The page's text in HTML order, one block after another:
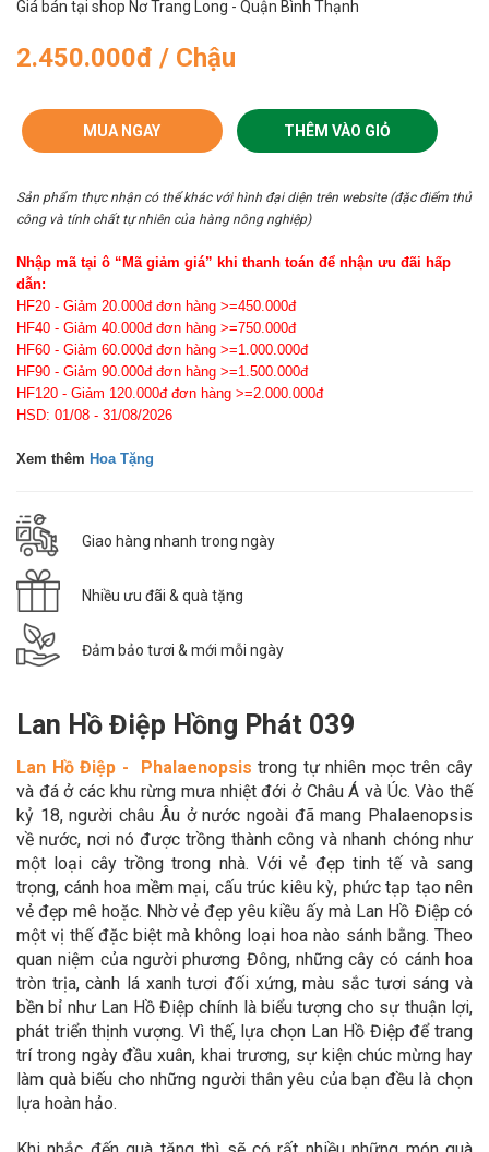
Giá bán tại shop Nơ Trang Long - Quận Bình Thạnh
2.450.000đ / Chậu
MUA NGAY THÊM VÀO GIỎ
Sản phẩm thực nhận có thể khác với hình đại diện trên website (đặc điểm thủ
công và tính chất tự nhiên của hàng nông nghiệp)
Nhập mã tại ô “Mã giảm giá” khi thanh toán để nhận ưu đãi hấp
dẫn:
HF20 - Giảm 20.000đ đơn hàng >=450.000đ
HF40 - Giảm 40.000đ đơn hàng >=750.000đ
HF60 - Giảm 60.000đ đơn hàng >=1.000.000đ
HF90 - Giảm 90.000đ đơn hàng >=1.500.000đ
HF120 - Giảm 120.000đ đơn hàng >=2.000.000đ
HSD: 01/08 - 31/08/2026
Xem thêm Hoa Tặng
Giao hàng nhanh trong ngày
Nhiều ưu đãi & quà tặng
Đảm bảo tươi & mới mỗi ngày
Lan Hồ Điệp Hồng Phát 039
Lan Hồ Điệp - Phalaenopsis trong tự nhiên mọc trên cây
và đá ở các khu rừng mưa nhiệt đới ở Châu Á và Úc. Vào thế
kỷ 18, người châu Âu ở nước ngoài đã mang Phalaenopsis
về nước, nơi nó được trồng thành công và nhanh chóng như
một loại cây trồng trong nhà. Với vẻ đẹp tinh tế và sang
trọng, cánh hoa mềm mại, cấu trúc kiêu kỳ, phức tạp tạo nên
vẻ đẹp mê hoặc. Nhờ vẻ đẹp yêu kiều ấy mà Lan Hồ Điệp có
một vị thế đặc biệt mà không loại hoa nào sánh bằng. Theo
quan niệm của người phương Đông, những cây có cánh hoa
tròn trịa, cành lá xanh tươi đối xứng, màu sắc tươi sáng và
bền bỉ như Lan Hồ Điệp chính là biểu tượng cho sự thuận lợi,
phát triển thịnh vượng. Vì thế, lựa chọn Lan Hồ Điệp để trang
trí trong ngày đầu xuân, khai trương, sự kiện chúc mừng hay
làm quà biếu cho những người thân yêu của bạn đều là chọn
lựa hoàn hảo.